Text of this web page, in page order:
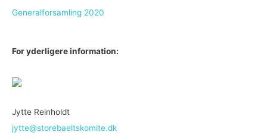
Generalforsamling 2020
For yderligere information:
Jytte Reinholdt
jytte@storebaeltskomite.dk